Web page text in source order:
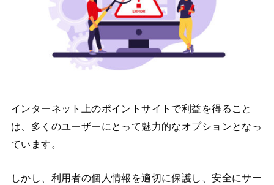
インターネット上のポイントサイトで利益を得ること
は、多くのユーザーにとって魅力的なオプションとなっ
ています。
しかし、利用者の個人情報を適切に保護し、安全にサー